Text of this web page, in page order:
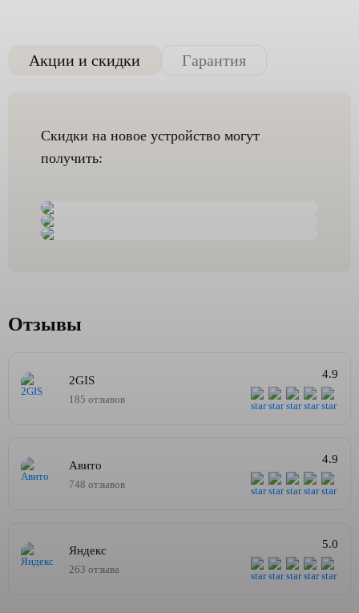
Акции и скидки Гарантия
Скидки на новое устройство могут
получить:
Отзывы
2GIS
185 отзывов
4.9
Авито
748 отзывов
4.9
Яндекс
263 отзыва
5.0